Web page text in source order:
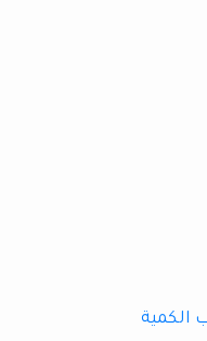
الكمية